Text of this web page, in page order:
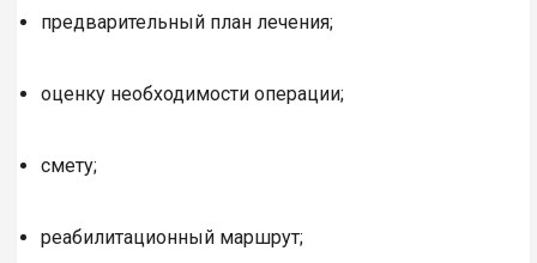
предварительный план лечения;
оценку необходимости операции;
смету;
реабилитационный маршрут;